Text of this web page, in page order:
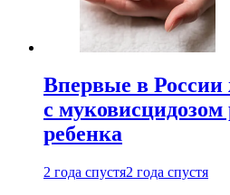
Впервые в
с муковисцидозом
ребенка
2 года спустя2 года спустя